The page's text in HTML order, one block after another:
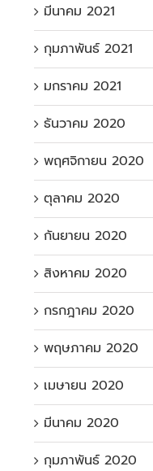
มีนาคม 2021
กุมภาพันธ์ 2021
มกราคม 2021
ธันวาคม 2020
พฤศจิกายน 2020
ตุลาคม 2020
กันยายน 2020
สิงหาคม 2020
กรกฎาคม 2020
พฤษภาคม 2020
เมษายน 2020
มีนาคม 2020
กุมภาพันธ์ 2020